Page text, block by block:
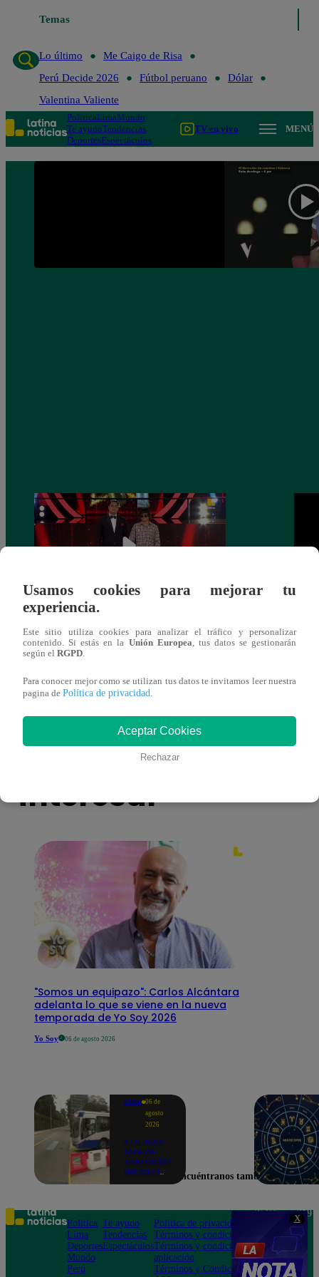
X
Temas
Lo último
Me Caigo de Risa
Perú Decide 2026
Fútbol peruano
Dólar
Valentina Valiente
PolíticaLimaMundo
Te ayudoTendencias
DeportesEspectáculos
TV en vivo MENÚ
Yo Soy conciertos 2026: ¡Noche de
infarto y doble clasificación histórica!
También te puede
interesar
"Somos un equipazo": Carlos Alcántara
adelanta lo que se viene en la nueva
temporada de Yo Soy 2026
Yo Soy 06 de agosto 2026
Lima 06 de
agosto
2026
ATU inicia
fase de
orientación
del carril
Azul en la
av.
Arequipa |
VIDEO
Usamos cookies para mejorar tu
experiencia.
Este sitio utiliza cookies para analizar el tráfico y personalizar
contenido. Si estás en la Unión Europea, tus datos se gestionarán
según el RGPD.
Para conocer mejor como se utilizan tus datos te invitamos leer nuestra
pagina de Política de privacidad.
Aceptar Cookies
Rechazar
Encuéntranos también en
Política
Lima
Deportes
Mundo
Perú
Te ayudo
Tendencias
Espectáculos
Política de privacidad
Términos y condiciones
Términos y condiciones
aplicación
Términos y Condiciones
Teléfono: 219
Av. San
Felipe 968
Jesús María